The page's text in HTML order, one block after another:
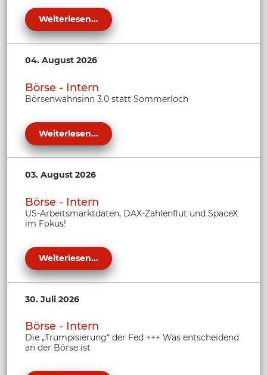
Weiterlesen...
04. August 2026
Börse - Intern
Börsenwahnsinn 3.0 statt Sommerloch
Weiterlesen...
03. August 2026
Börse - Intern
US-Arbeitsmarktdaten, DAX-Zahlenflut und SpaceX
im Fokus!
Weiterlesen...
30. Juli 2026
Börse - Intern
Die „Trumpisierung“ der Fed +++ Was entscheidend
an der Börse ist